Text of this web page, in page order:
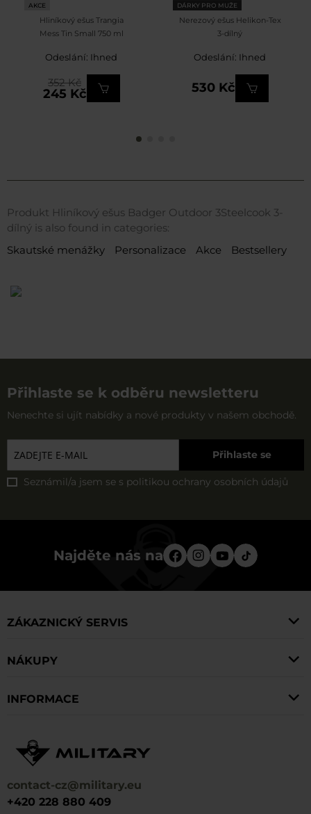
AKCE
Hliníkový ešus Trangia
Mess Tin Small 750 ml
Odeslání: Ihned
245 Kč
352 Kč
DÁRKY PRO MUŽE
Nerezový ešus Helikon-Tex
3-dílný
Odeslání: Ihned
530 Kč
Produkt Hliníkový ešus Badger Outdoor 3Steelcook 3-
dílný is also found in categories:
Skautské menážky
Personalizace Akce Bestsellery
Přihlaste se k odběru newsletteru
Nenechte si ujít nabídky a nové produkty v našem obchodě.
Přihlaste se
Seznámil/a jsem se s politikou ochrany osobních údajů
Najděte nás na
contact-cz@military.eu
+420 228 880 409
ZÁKAZNICKÝ SERVIS
NÁKUPY
INFORMACE